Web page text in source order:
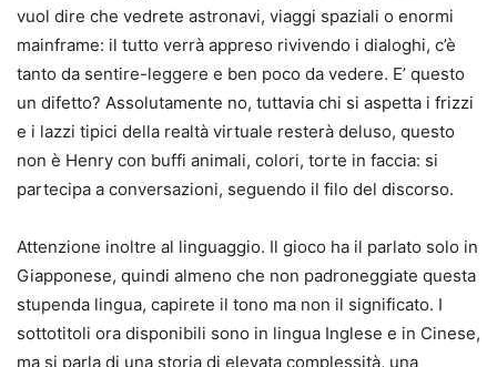
vuol dire che vedrete astronavi, viaggi spaziali o enormi
mainframe: il tutto verrà appreso rivivendo i dialoghi, c’è
tanto da sentire-leggere e ben poco da vedere. E’ questo
un difetto? Assolutamente no, tuttavia chi si aspetta i frizzi
e i lazzi tipici della realtà virtuale resterà deluso, questo
non è Henry con buffi animali, colori, torte in faccia: si
partecipa a conversazioni, seguendo il filo del discorso.
Attenzione inoltre al linguaggio. Il gioco ha il parlato solo in
Giapponese, quindi almeno che non padroneggiate questa
stupenda lingua, capirete il tono ma non il significato. I
sottotitoli ora disponibili sono in lingua Inglese e in Cinese,
ma si parla di una storia di elevata complessità, una